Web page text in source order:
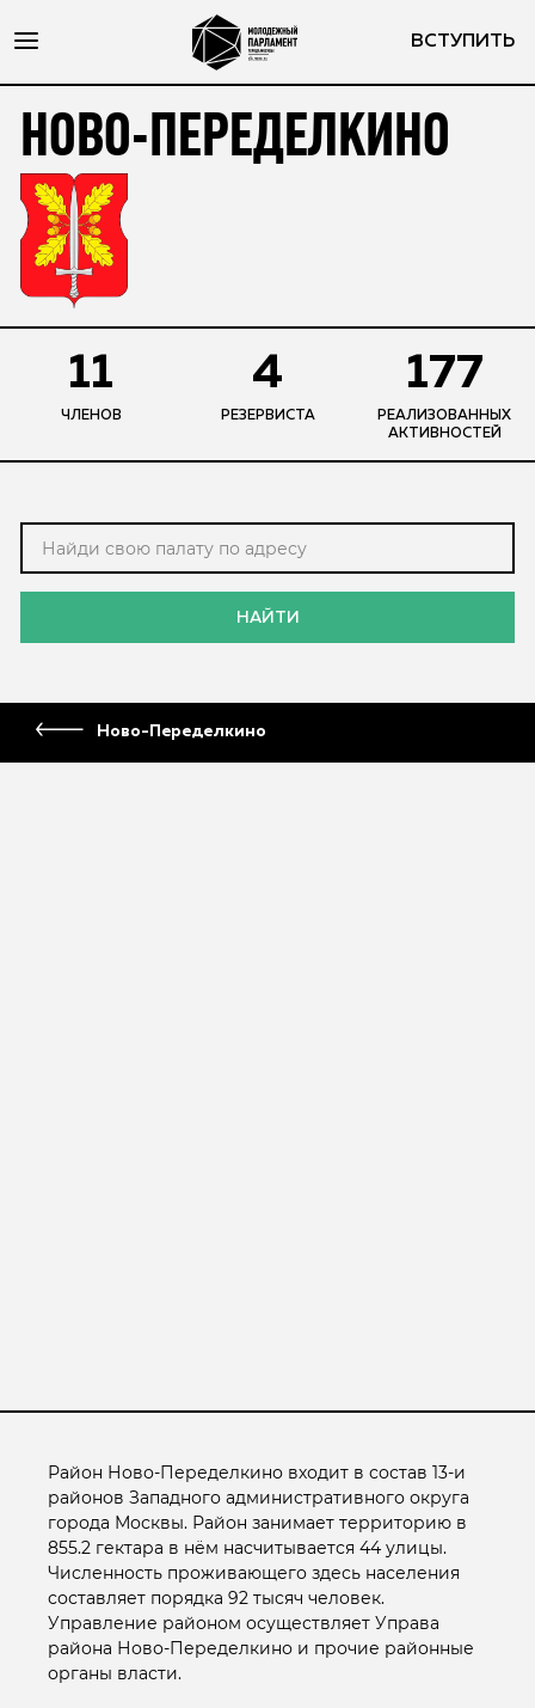
ВСТУПИТЬ
НОВО-ПЕРЕДЕЛКИНО
11
ЧЛЕНОВ
4
РЕЗЕРВИСТА
177
РЕАЛИЗОВАННЫХ
АКТИВНОСТЕЙ
НАЙТИ
Ново-Переделкино
Район Ново-Переделкино входит в состав 13-и
районов Западного административного округа
города Москвы. Район занимает территорию в
855.2 гектара в нём насчитывается 44 улицы.
Численность проживающего здесь населения
составляет порядка 92 тысяч человек.
Управление районом осуществляет Управа
района Ново-Переделкино и прочие районные
органы власти.